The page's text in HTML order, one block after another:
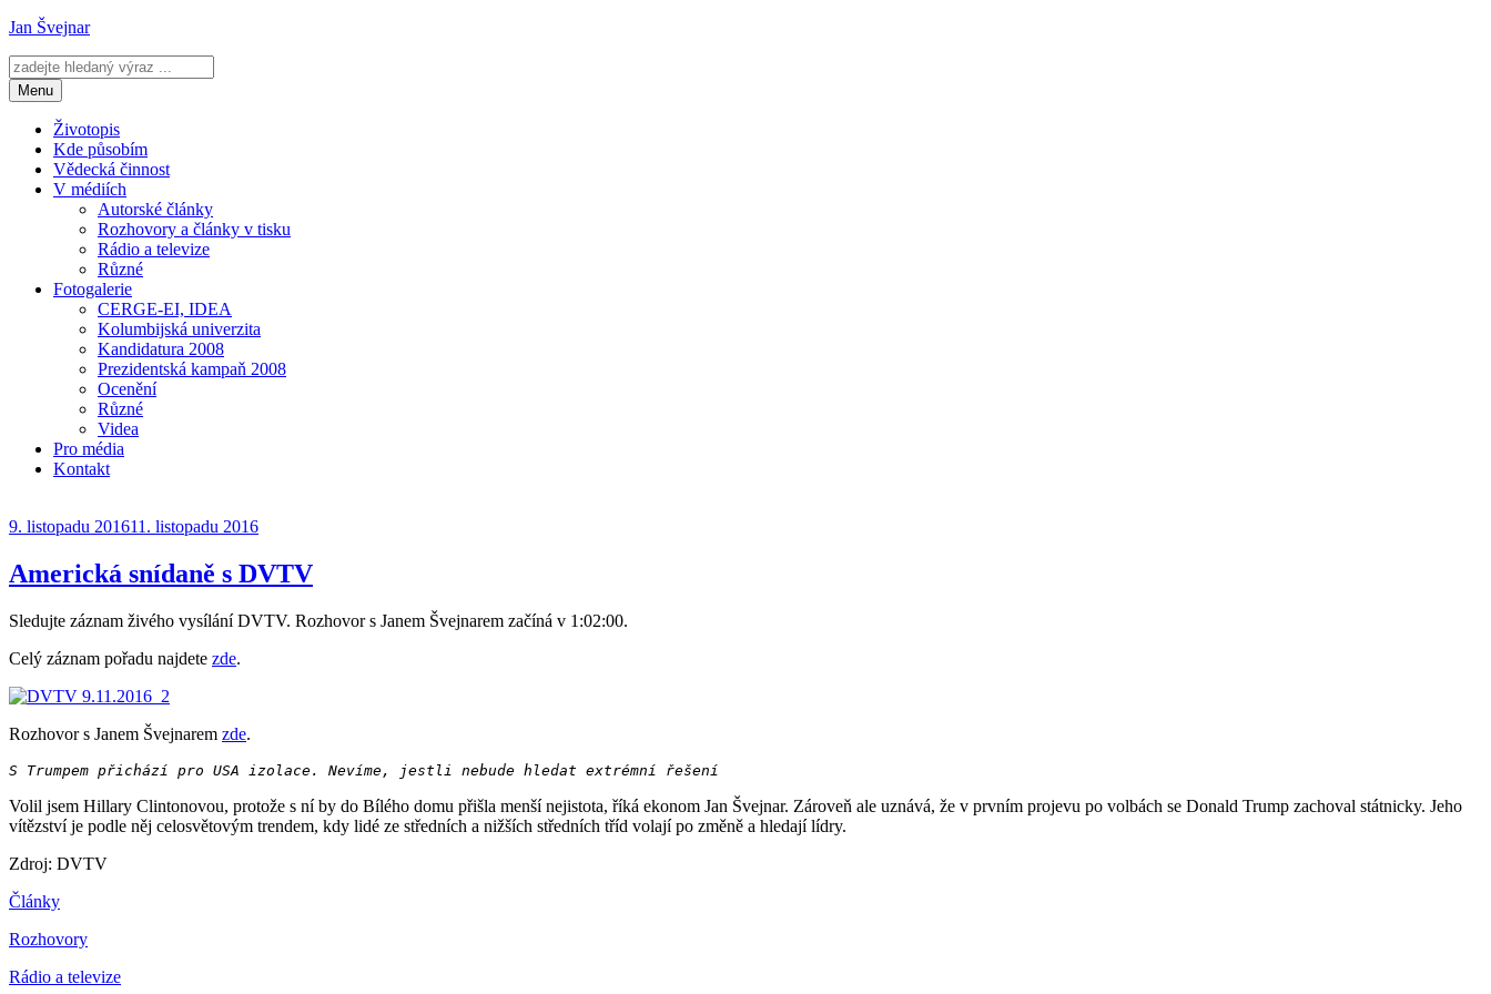
Přejít
obsahu
webu
Jan Švejnar
Menu
Životopis
Kde působím
Vědecká činnost
V médiích
Autorské články
Rozhovory a články v tisku
Rádio a televize
Různé
Fotogalerie
CERGE-EI, IDEA
Kolumbijská univerzita
Kandidatura 2008
Prezidentská kampaň 2008
Ocenění
Různé
Videa
Pro média
Kontakt
Publikováno:
9. listopadu 201611. listopadu 2016
Americká snídaně s DVTV
Sledujte záznam živého vysílání DVTV. Rozhovor s Janem Švejnarem začíná v 1:02:00.
Celý záznam pořadu najdete zde.
Rozhovor s Janem Švejnarem zde.
S Trumpem přichází pro USA izolace. Nevíme, jestli nebude hledat extrémní řešení
Volil jsem Hillary Clintonovou, protože s ní by do Bílého domu přišla menší nejistota, říká ekonom Jan Švejnar. Zároveň ale uznává, že v prvním projevu po volbách se Donald Trump zachoval státnicky. Jeho
vítězství je podle něj celosvětovým trendem, kdy lidé ze středních a nižších středních tříd volají po změně a hledají lídry.
Zdroj: DVTV
Články
Rozhovory
Rádio a televize